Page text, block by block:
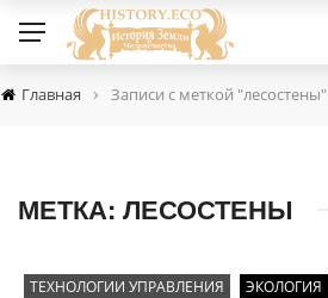
Главная › Записи с меткой "лесостены"
МЕТКА: ЛЕСОСТЕНЫ
ТЕХНОЛОГИИ УПРАВЛЕНИЯ ЭКОЛОГИЯ